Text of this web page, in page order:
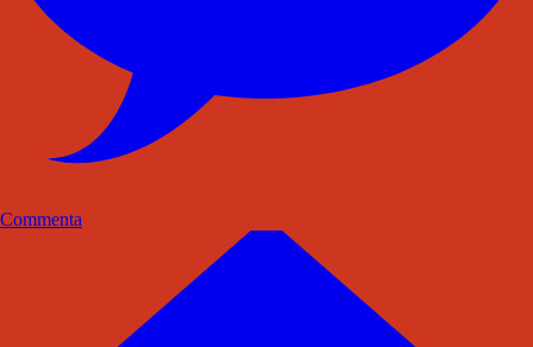
Commenta